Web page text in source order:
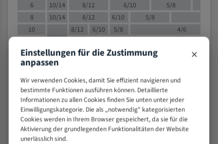
6
10/14 8/12 6/10
5/8
8
10/14 8/12 6/10 5/8
10
8/12 6/10 5/8
4/6
15
8/12 6/10
4/5
20
30
4/5
50
80
> 100
VOLLMATERIAL
Einstellungen für die Zustimmung
anpassen ×
Wir verwenden Cookies, damit Sie effizient navigieren und
bestimmte Funktionen ausführen können. Detaillierte
Informationen zu allen Cookies finden Sie unten unter jeder
Einwilligungskategorie. Die als „notwendig" kategorisierten
Cookies werden in Ihrem Browser gespeichert, da sie für die
Aktivierung der grundlegenden Funktionalitäten der Website
unerlässlich sind.